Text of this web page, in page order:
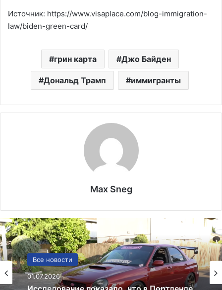
Источник: https://www.visaplace.com/blog-immigration-
law/biden-green-card/
грин карта Джо Байден
Дональд Трамп иммигранты
Max Sneg
Все новости
США
13.06.2025